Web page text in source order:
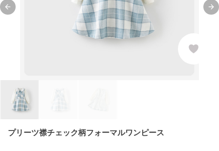
Previous slide
プリーツ襟チェック柄フォーマルワンピース